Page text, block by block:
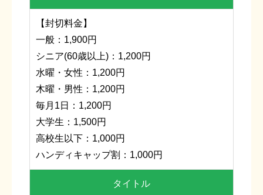
【封切料金】
一般：1,900円
シニア(60歳以上)：1,200円
水曜・女性：1,200円
木曜・男性：1,200円
毎月1日：1,200円
大学生：1,500円
高校生以下：1,000円
ハンディキャップ割：1,000円
タイトル